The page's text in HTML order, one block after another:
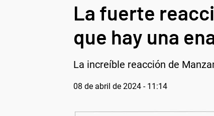
La fuerte
que hay una
La increíble reacción de
08 de abril de 2024 - 11:14